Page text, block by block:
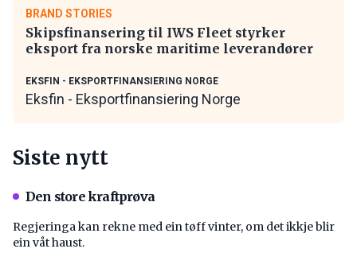
BRAND STORIES
Skipsfinansering til IWS Fleet styrker
eksport fra norske maritime leverandører
EKSFIN - EKSPORTFINANSIERING NORGE
Eksfin - Eksportfinansiering Norge
Siste nytt
Den store kraftprøva
Regjeringa kan rekne med ein tøff vinter, om det ikkje blir
ein våt haust.